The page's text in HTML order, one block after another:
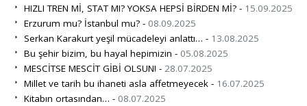
HIZLI TREN Mİ, STAT MI? YOKSA HEPSİ BİRDEN Mİ? - 15.09.2025
Erzurum mu? İstanbul mu? - 08.09.2025
Serkan Karakurt yeşil mücadeleyi anlattı… - 13.08.2025
Bu şehir bizim, bu hayal hepimizin - 05.08.2025
MESCİTSE MESCİT GİBİ OLSUN! - 28.07.2025
Millet ve tarih bu ihaneti asla affetmeyecek - 16.07.2025
Kitabın ortasından… - 08.07.2025